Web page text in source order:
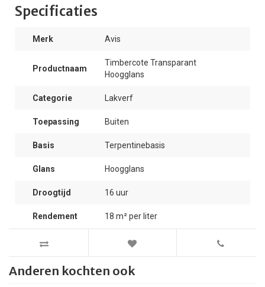
Specificaties
Merk Avis
Productnaam
Timbercote Transparant
Hoogglans
Categorie Lakverf
Toepassing Buiten
Basis Terpentinebasis
Glans Hoogglans
Droogtijd 16 uur
Rendement 18 m² per liter
Anderen kochten ook